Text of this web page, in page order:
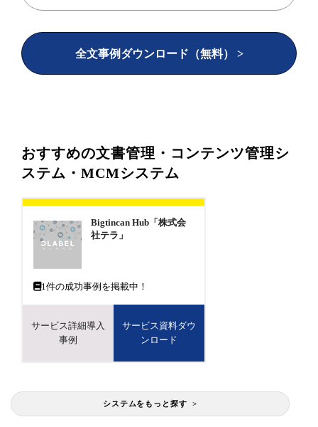
全文事例ダウンロード（無料） >
おすすめの文書管理・コンテンツ管理シ
ステム・MCMシステム
Bigtincan Hub「株式会
社テラ」
1 件の成功事例を掲載中！
サービス詳細導入
事例
サービス資料ダウ
ンロード
システムをもっと探す >